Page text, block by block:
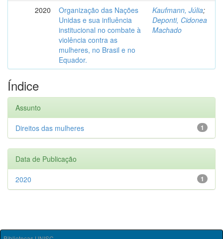
2020
Organização das Nações
Unidas e sua influência
institucional no combate à
violência contra as
mulheres, no Brasil e no
Equador.
Kaufmann, Júlia;
Deponti, Cidonea
Machado
Índice
Assunto
1
Direitos das mulheres
Data de Publicação
1
2020